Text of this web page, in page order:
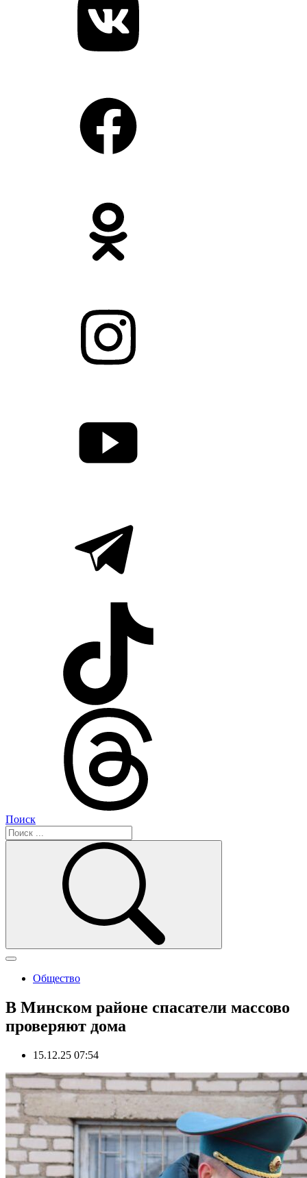
Поиск
Общество
В Минском районе спасатели массово
проверяют дома
15.12.25 07:54